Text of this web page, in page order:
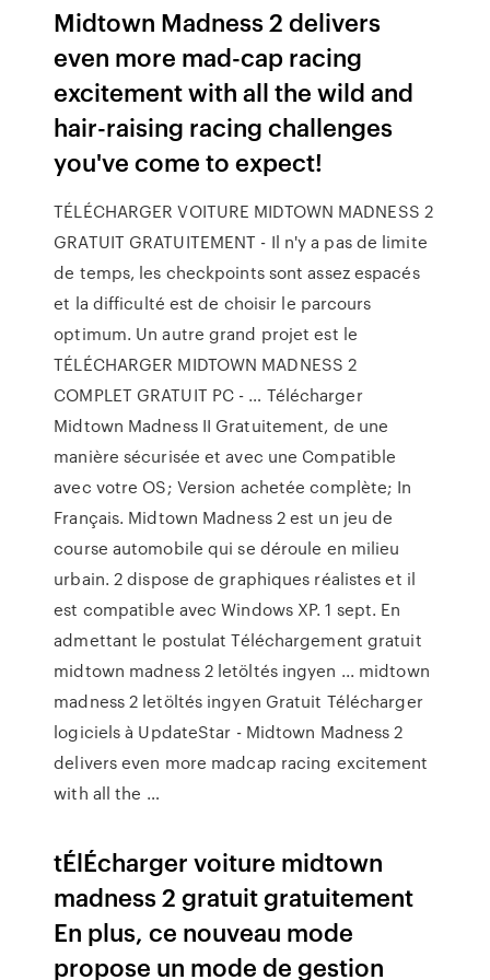
Midtown Madness 2 delivers
even more mad-cap racing
excitement with all the wild and
hair-raising racing challenges
you've come to expect!
TÉLÉCHARGER VOITURE MIDTOWN MADNESS 2
GRATUIT GRATUITEMENT - Il n'y a pas de limite
de temps, les checkpoints sont assez espacés
et la difficulté est de choisir le parcours
optimum. Un autre grand projet est le
TÉLÉCHARGER MIDTOWN MADNESS 2
COMPLET GRATUIT PC - … Télécharger
Midtown Madness II Gratuitement, de une
manière sécurisée et avec une Compatible
avec votre OS; Version achetée complète; In
Français. Midtown Madness 2 est un jeu de
course automobile qui se déroule en milieu
urbain. 2 dispose de graphiques réalistes et il
est compatible avec Windows XP. 1 sept. En
admettant le postulat Téléchargement gratuit
midtown madness 2 letöltés ingyen ... midtown
madness 2 letöltés ingyen Gratuit Télécharger
logiciels à UpdateStar - Midtown Madness 2
delivers even more madcap racing excitement
with all the …
tÉlÉcharger voiture midtown
madness 2 gratuit gratuitement
En plus, ce nouveau mode
propose un mode de gestion